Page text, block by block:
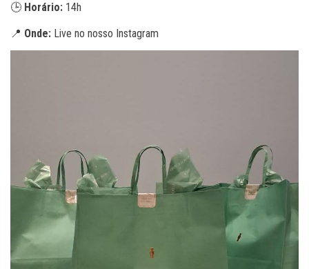
🕒 Horário: 14h
📍 Onde: Live no nosso Instagram